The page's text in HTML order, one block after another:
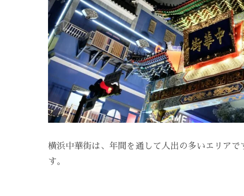
横浜中華街は、年間を通して人出の多いエリアで
す。